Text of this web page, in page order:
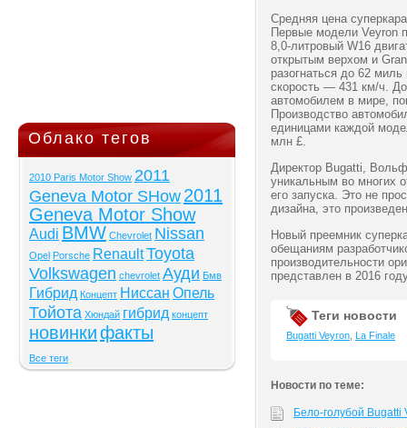
Облако тегов
2010 Paris Motor Show 2011
Geneva Motor SHow 2011
Geneva Motor Show
Audi BMW Chevrolet Nissan
Opel Porsche RenaultToyota
Volkswagen chevrolet Ауди Бмв
Гибрид Концепт Ниссан Опель
Тойота Хюндай гибрид концепт
новинкифакты
Все теги
Средняя цена
Первые модели Veyron
8,0-литровый W16
открытым верхом и
разогнаться до 62
скорость — 431 км/ч.
автомобилем в мире,
Производство
единицами каждой
млн £.
Директор Bugatti,
уникальным во многих
его запуска. Это не
дизайна, это
Новый преемник
обещаниям
производительности
представлен в 2016
Теги новости
Bugatti Veyron La Finale
Новости по теме:
Бело-голубой Bugatti